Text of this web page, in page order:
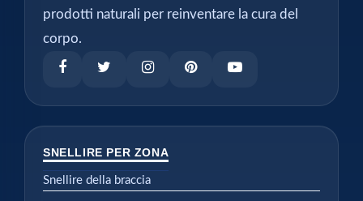
prodotti naturali per reinventare la cura del
corpo.
SNELLIRE PER ZONA
Snellire della braccia